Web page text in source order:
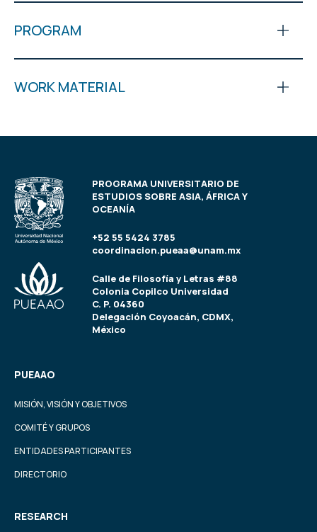
PROGRAM
WORK MATERIAL
PROGRAMA UNIVERSITARIO DE
ESTUDIOS SOBRE ASIA, ÁFRICA Y
OCEANÍA
+52 55 5424 3785
coordinacion.pueaa@unam.mx
Calle de Filosofía y Letras #88
Colonia Copilco Universidad
C. P. 04360
Delegación Coyoacán, CDMX,
México
PUEAAO
MISIÓN, VISIÓN Y OBJETIVOS
COMITÉ Y GRUPOS
ENTIDADES PARTICIPANTES
DIRECTORIO
RESEARCH